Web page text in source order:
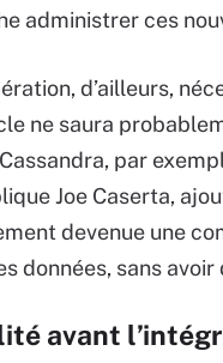
administrer ces
d’ailleurs,
ne saura
par
Joe Caserta,
devenue une
données, sans avoir
avant